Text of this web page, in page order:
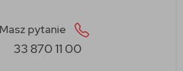
Masz pytanie
33 870 11 00